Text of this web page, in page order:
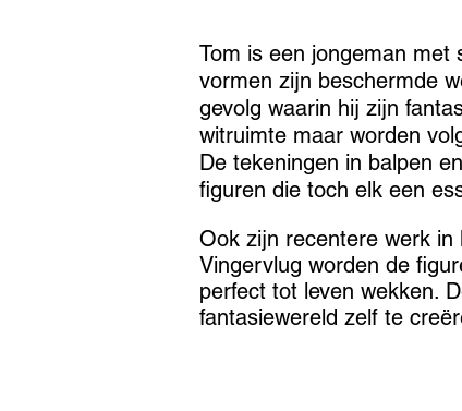
Tom is een jongeman
vormen zijn beschermde
gevolg waarin hij zijn
witruimte maar worden
De tekeningen in balpen
figuren die toch elk een
Ook zijn recentere werk in
Vingervlug worden de
perfect tot leven wekken.
fantasiewereld zelf te